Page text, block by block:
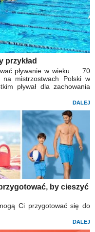
przykład
pływanie w wieku … 70
mistrzostwach Polski w
pływał dla zachowania
DALEJ
by cieszyć
Ci przygotować się do
DALEJ